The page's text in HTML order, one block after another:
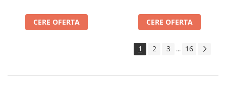
SIM
CERE OFERTA
SIM
CERE OFERTA
1 2 3 ... 16